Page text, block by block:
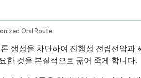
Oral Route
생성을 차단하여 진행성 전립선암
한 것을 본질적으로 굶어 죽게 합니다.